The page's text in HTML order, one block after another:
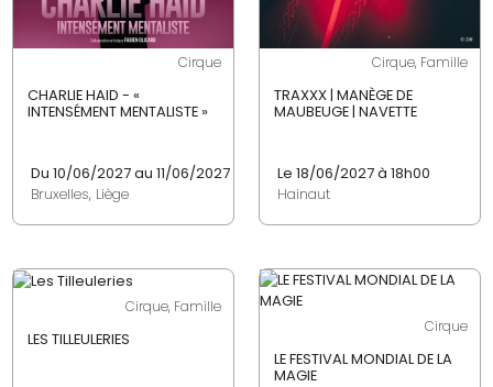
Cirque
CHARLIE HAID - «
INTENSÉMENT MENTALISTE »
Du 10/06/2027 au 11/06/2027
Bruxelles, Liège
Cirque, Famille
TRAXXX | MANÈGE DE
MAUBEUGE | NAVETTE
Le 18/06/2027 à 18h00
Hainaut
Cirque, Famille
LES TILLEULERIES
Cirque
LE FESTIVAL MONDIAL DE LA
MAGIE